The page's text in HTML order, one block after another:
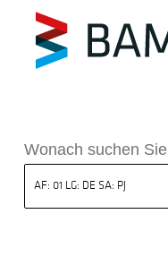
BAM
Wonach suchen Sie